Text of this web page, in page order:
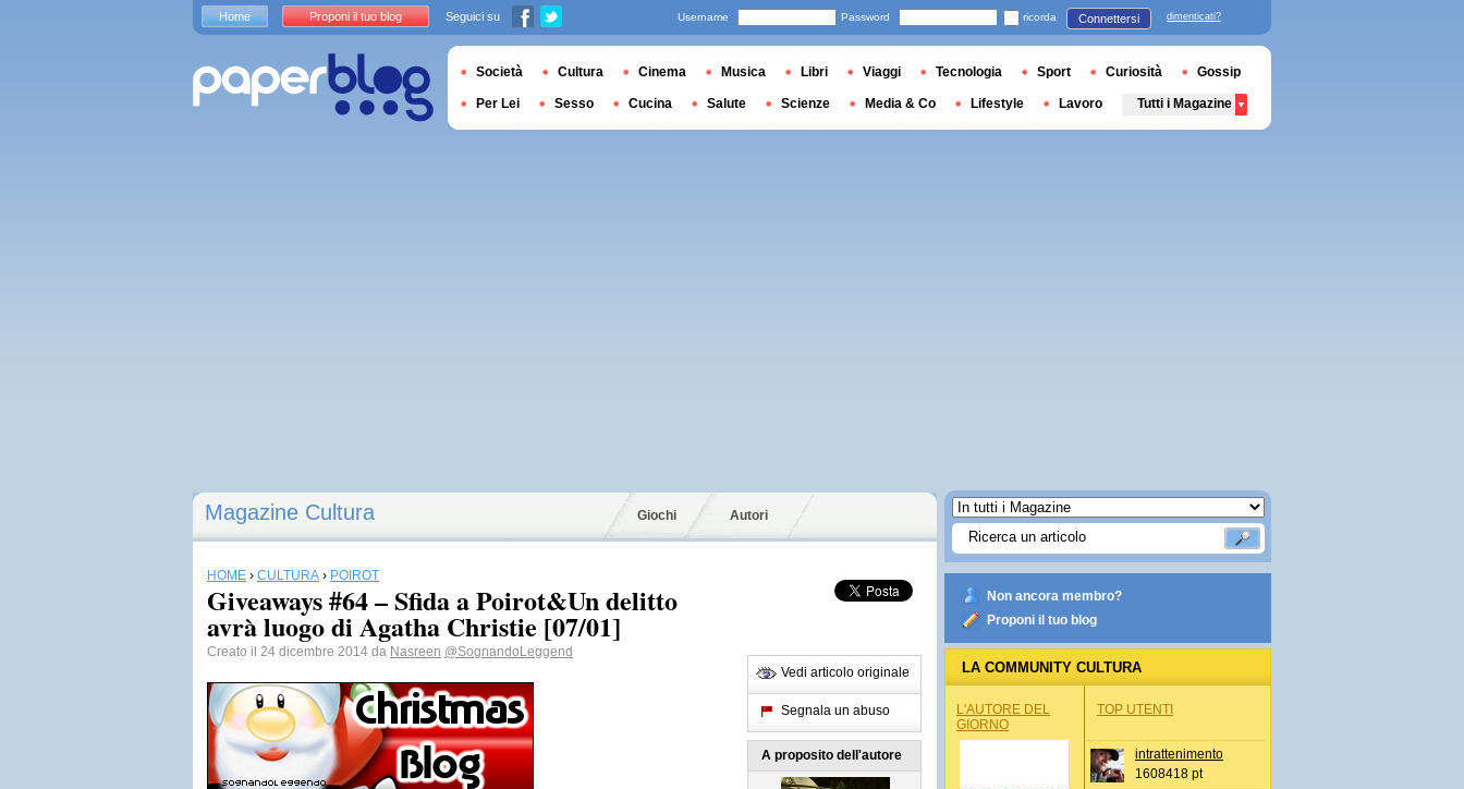
Magazine Cultura Giochi Autori
HOME › CULTURA › POIROT
Giveaways #64 – Sfida a Poirot&Un delitto
avrà luogo di Agatha Christie [07/01]
Creato il 24 dicembre 2014 da Nasreen @SognandoLeggend
Vedi articolo originale
Segnala un abuso
A proposito dell'autore
Non ancora membro?
Proponi il tuo blog
LA COMMUNITY CULTURA
L'AUTORE DEL
GIORNO
TOP UTENTI
intrattenimento
1608418 pt
Home Proponi il tuo blog Seguici su Username Password ricorda Connettersi dimenticati?
Società Cultura Cinema Musica Libri Viaggi Tecnologia Sport Curiosità Gossip
Per Lei Sesso Cucina Salute Scienze Media & Co Lifestyle Lavoro Tutti i Magazine